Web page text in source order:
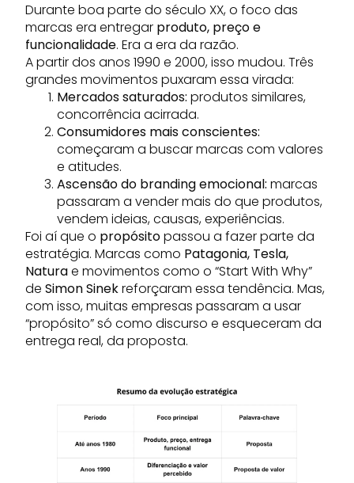
Durante boa parte do século XX, o foco das
marcas era entregar produto, preço e
funcionalidade. Era a era da razão.
A partir dos anos 1990 e 2000, isso mudou. Três
grandes movimentos puxaram essa virada:
Mercados saturados: produtos similares,
concorrência acirrada.
Consumidores mais conscientes:
começaram a buscar marcas com valores
e atitudes.
Ascensão do branding emocional: marcas
passaram a vender mais do que produtos,
vendem ideias, causas, experiências.
Foi aí que o propósitopassou a fazer parte da
estratégia. Marcas como Patagonia, Tesla,
Naturae movimentos como o “Start With Why”
de Simon Sinekreforçaram essa tendência. Mas,
com isso, muitas empresas passaram a usar
“propósito” só como discurso e esqueceram da
entrega real, da proposta.